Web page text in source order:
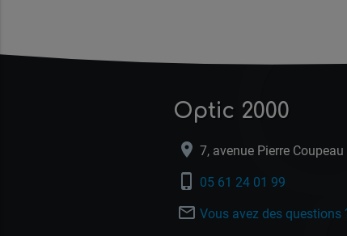
Optic 2000
location_on 7, avenue Pierre
phone_iphone 05 61 24 01 99
mail_outline Vous avez des questions